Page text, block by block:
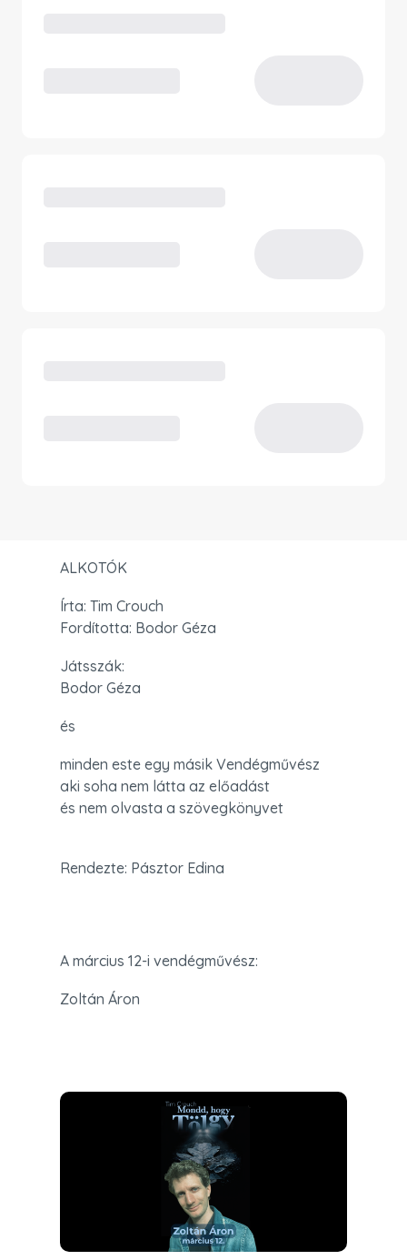
ALKOTÓK
Írta: Tim Crouch
Fordította: Bodor Géza
Játsszák:
Bodor Géza
és
minden este egy másik Vendégművész
aki soha nem látta az előadást
és nem olvasta a szövegkönyvet
Rendezte: Pásztor Edina
A március 12-i vendégművész:
Zoltán Áron